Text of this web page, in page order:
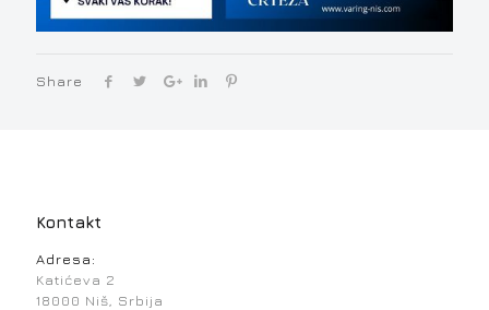
Share
Kontakt
Adresa:
Katićeva 2
18000 Niš, Srbija